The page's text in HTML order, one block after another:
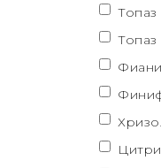
Топаз
Топаз